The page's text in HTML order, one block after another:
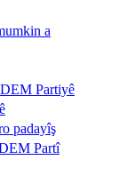
a
Partiyê
padayîş
Partî